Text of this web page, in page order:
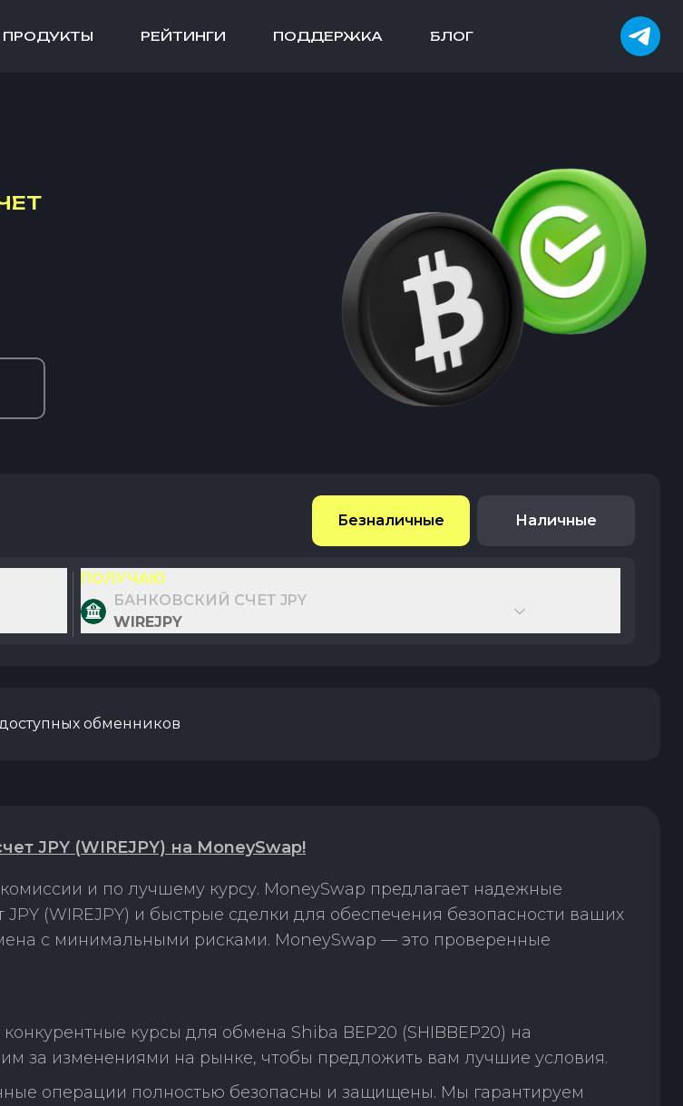
ПРОДУКТЫ РЕЙТИНГИ ПОДДЕРЖКА БЛОГ
Безналичные Наличные
ПОЛУЧАЮ
БАНКОВСКИЙ СЧЕТ JPY
WIREJPY
обменников
JPY (WIREJPY) на MoneySwap!
и по лучшему курсу. MoneySwap предлагает надежные
(WIREJPY) и быстрые сделки для обеспечения безопасности ваших
с минимальными рисками. MoneySwap — это проверенные
курсы для обмена Shiba BEP20 (SHIBBEP20) на
за изменениями на рынке, чтобы предложить вам лучшие условия.
операции полностью безопасны и защищены. Мы гарантируем